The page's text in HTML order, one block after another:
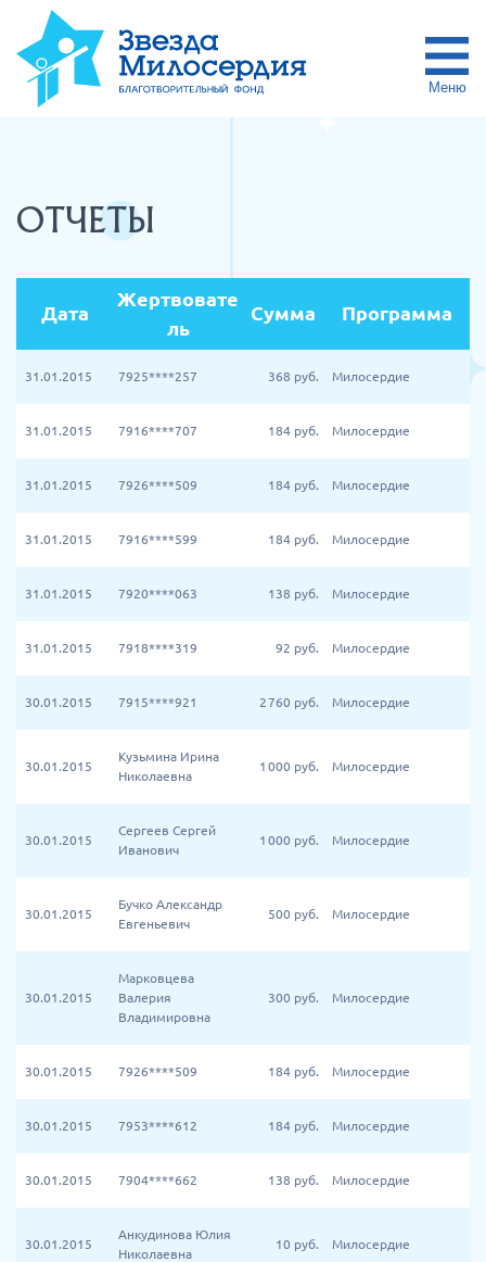
Меню
ОТЧЕТЫ
Дата
Жертвовате
ль
Сумма Программа
31.01.2015 7925****257 368 руб. Милосердие
31.01.2015 7916****707 184 руб. Милосердие
31.01.2015 7926****509 184 руб. Милосердие
31.01.2015 7916****599 184 руб. Милосердие
31.01.2015 7920****063 138 руб. Милосердие
31.01.2015 7918****319 92 руб. Милосердие
30.01.2015 7915****921 2 760 руб. Милосердие
30.01.2015
Кузьмина Ирина
Николаевна
1 000 руб. Милосердие
30.01.2015
Сергеев Сергей
Иванович
1 000 руб. Милосердие
30.01.2015
Бучко Александр
Евгеньевич
500 руб. Милосердие
30.01.2015
Марковцева
Валерия
Владимировна
300 руб. Милосердие
30.01.2015 7926****509 184 руб. Милосердие
30.01.2015 7953****612 184 руб. Милосердие
30.01.2015 7904****662 138 руб. Милосердие
30.01.2015
Анкудинова Юлия
Николаевна
10 руб. Милосердие